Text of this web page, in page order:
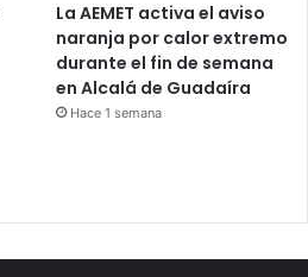
La AEMET activa el aviso
naranja por calor extremo
durante el fin de semana
en Alcalá de Guadaíra
Hace 1 semana